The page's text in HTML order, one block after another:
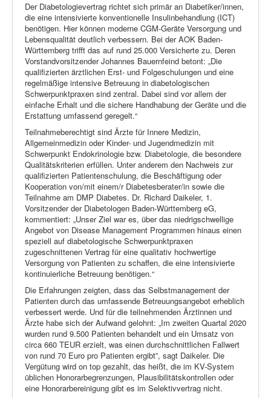
Der Diabetologievertrag richtet sich primär an Diabetiker/innen,
die eine intensivierte konventionelle Insulinbehandlung (ICT)
benötigen. Hier können moderne CGM-Geräte Versorgung und
Lebensqualität deutlich verbessern. Bei der AOK Baden-
Württemberg trifft das auf rund 25.000 Versicherte zu. Deren
Vorstandvorsitzender Johannes Bauernfeind betont: „Die
qualifizierten ärztlichen Erst- und Folgeschulungen und eine
regelmäßige intensive Betreuung in diabetologischen
Schwerpunktpraxen sind zentral. Dabei sind vor allem der
einfache Erhalt und die sichere Handhabung der Geräte und die
Erstattung umfassend geregelt.“
Teilnahmeberechtigt sind Ärzte für Innere Medizin,
Allgemeinmedizin oder Kinder- und Jugendmedizin mit
Schwerpunkt Endokrinologie bzw. Diabetologie, die besondere
Qualitätskriterien erfüllen. Unter anderem den Nachweis zur
qualifizierten Patientenschulung, die Beschäftigung oder
Kooperation von/mit einem/r Diabetesberater/in sowie die
Teilnahme am DMP Diabetes. Dr. Richard Daikeler, 1.
Vorsitzender der Diabetologen Baden-Württemberg eG,
kommentiert: „Unser Ziel war es, über das niedrigschwellige
Angebot von Disease Management Programmen hinaus einen
speziell auf diabetologische Schwerpunktpraxen
zugeschnittenen Vertrag für eine qualitativ hochwertige
Versorgung von Patienten zu schaffen, die eine intensivierte
kontinuierliche Betreuung benötigen.“
Die Erfahrungen zeigten, dass das Selbstmanagement der
Patienten durch das umfassende Betreuungsangebot erheblich
verbessert werde. Und für die teilnehmenden Ärztinnen und
Ärzte habe sich der Aufwand gelohnt: „Im zweiten Quartal 2020
wurden rund 9.500 Patienten behandelt und ein Umsatz von
circa 660 TEUR erzielt, was einen durchschnittlichen Fallwert
von rund 70 Euro pro Patienten ergibt”, sagt Daikeler. Die
Vergütung wird on top gezahlt, das heißt, die im KV-System
üblichen Honorarbegrenzungen, Plausibilitätskontrollen oder
eine Honorarbereinigung gibt es im Selektivvertrag nicht.